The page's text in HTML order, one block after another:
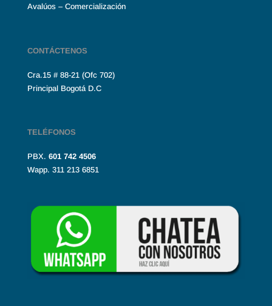
Avalúos – Comercialización
CONTÁCTENOS
Cra.15 # 88-21 (Ofc 702)
Principal Bogotá D.C
TELÉFONOS
PBX. 601 742 4506
Wapp. 311 213 6851